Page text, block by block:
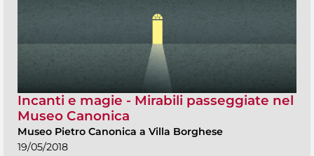
Incanti e magie - Mirabili passeggiate nel
Museo Canonica
Museo Pietro Canonica a Villa Borghese
19/05/2018